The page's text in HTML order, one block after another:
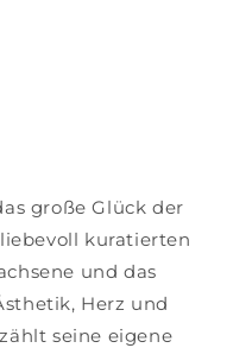
große Glück der
kuratierten
und das
Herz und
seine eigene